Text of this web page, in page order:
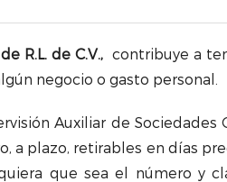
R.L. de C.V., contribuye a
negocio o gasto personal.
Auxiliar de
a plazo, retirables en días
que sea el número y